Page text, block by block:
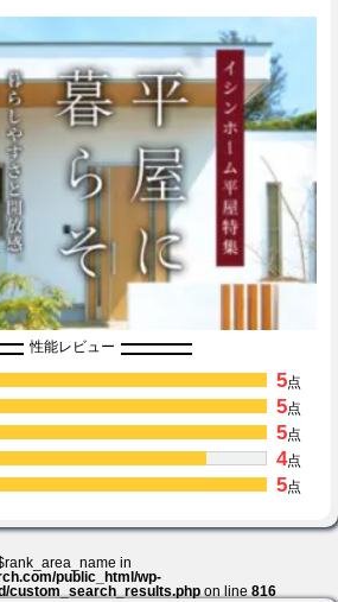
性能レビュー
5点
5点
5点
4点
5点
in
public_html/wp-
custom_search_results.phpon line816